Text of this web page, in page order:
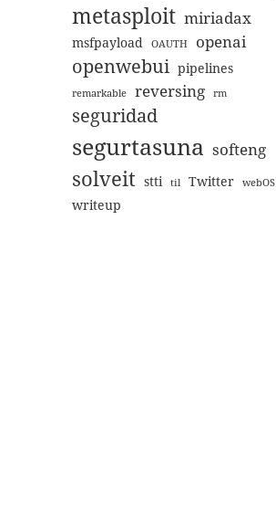
metasploit miriadax
msfpayload OAUTH openai
openwebui pipelines
remarkable reversing rm
seguridad
segurtasuna softeng
solveit stti til Twitter webOS
writeup